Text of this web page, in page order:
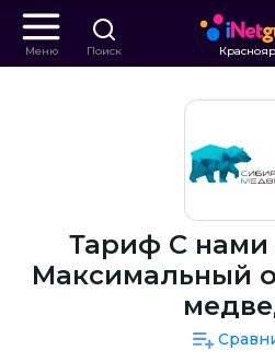
Меню Поиск
Тариф С нами
Максимальный